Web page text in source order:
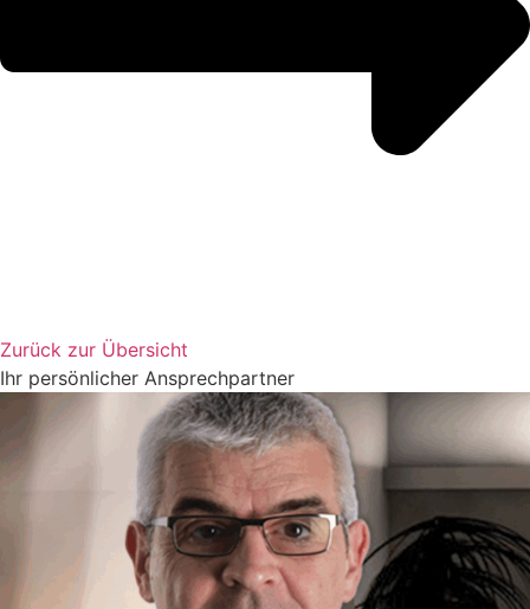
Zurück zur Übersicht
Ihr persönlicher Ansprechpartner